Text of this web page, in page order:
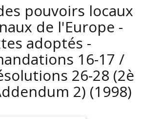
pouvoirs locaux
de l'Europe -
adoptés -
16-17 /
26-28 (2è
2) (1998)